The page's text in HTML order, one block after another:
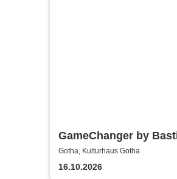
GameChanger by
Bielendorfer
Gotha, Kulturhaus Gotha
16.10.2026